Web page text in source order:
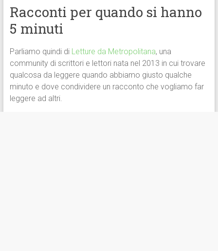
Racconti per quando si hanno
5 minuti
Parliamo quindi di Letture da Metropolitana, una
community di scrittori e lettori nata nel 2013 in cui trovare
qualcosa da leggere quando abbiamo giusto qualche
minuto e dove condividere un racconto che vogliamo far
leggere ad altri.